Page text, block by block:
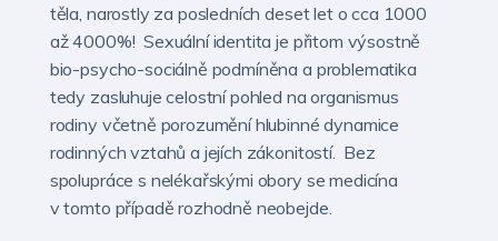
těla, narostly za posledních deset let o cca 1000
až 4000%! Sexuální identita je přitom výsostně
bio-psycho-sociálně podmíněna a problematika
tedy zasluhuje celostní pohled na organismus
rodiny včetně porozumění hlubinné dynamice
rodinných vztahů a jejích zákonitostí. Bez
spolupráce s nelékařskými obory se medicína
v tomto případě rozhodně neobejde.